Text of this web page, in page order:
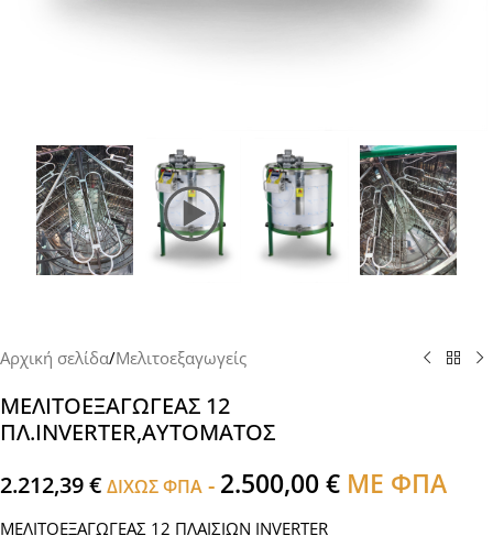
Αρχική σελίδα/Μελιτοεξαγωγείς
ΜΕΛΙΤΟΕΞΑΓΩΓΕΑΣ 12
ΠΛ.INVERTER,ΑΥΤΟΜΑΤΟΣ
2.212,39€ ΔΙΧΩΣ ΦΠΑ - 2.500,00€ ΜΕ ΦΠΑ
ΜΕΛΙΤΟΕΞΑΓΩΓΕΑΣ 12 ΠΛΑΙΣΙΩΝ INVERTER